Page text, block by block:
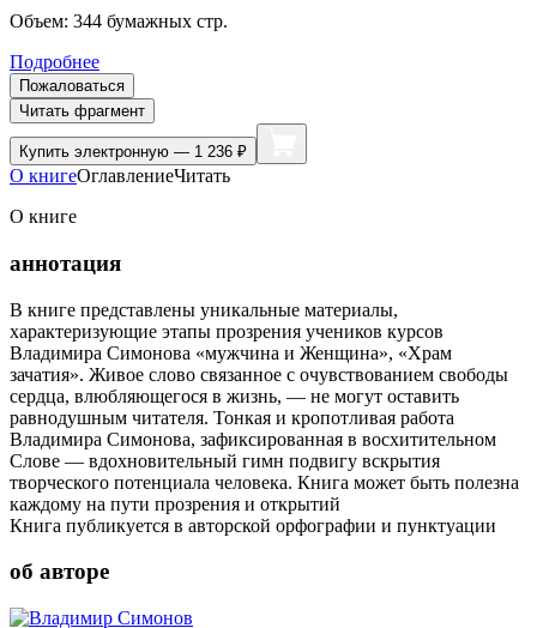
Объем: 344 бумажных стр.
Подробнее
Пожаловаться
Читать фрагмент
Купить электронную — 1 236 ₽
О книгеОглавлениеЧитать
О книге
аннотация
В книге представлены уникальные материалы,
характеризующие этапы прозрения учеников курсов
Владимира Симонова «мужчина и Женщина», «Храм
зачатия». Живое слово связанное с очувствованием свободы
сердца, влюбляющегося в жизнь, — не могут оставить
равнодушным читателя. Тонкая и кропотливая работа
Владимира Симонова, зафиксированная в восхитительном
Слове — вдохновительный гимн подвигу вскрытия
творческого потенциала человека. Книга может быть полезна
каждому на пути прозрения и открытий
Книга публикуется в авторской орфографии и пунктуации
об авторе